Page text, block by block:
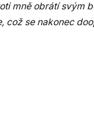
mně obrátí svým
což se nakonec